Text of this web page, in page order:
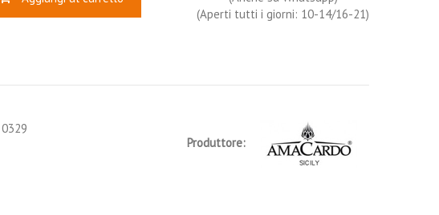
(Aperti tutti i giorni: 10-14/16-21)
Produttore:
0329